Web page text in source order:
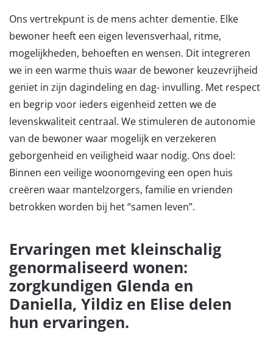
Ons vertrekpunt is de mens achter dementie. Elke
bewoner heeft een eigen levensverhaal, ritme,
mogelijkheden, behoeften en wensen. Dit integreren
we in een warme thuis waar de bewoner keuzevrijheid
geniet in zijn dagindeling en dag- invulling. Met respect
en begrip voor ieders eigenheid zetten we de
levenskwaliteit centraal. We stimuleren de autonomie
van de bewoner waar mogelijk en verzekeren
geborgenheid en veiligheid waar nodig. Ons doel:
Binnen een veilige woonomgeving een open huis
creëren waar mantelzorgers, familie en vrienden
betrokken worden bij het “samen leven”.
Ervaringen met kleinschalig
genormaliseerd wonen:
zorgkundigen Glenda en
Daniella, Yildiz en Elise delen
hun ervaringen.